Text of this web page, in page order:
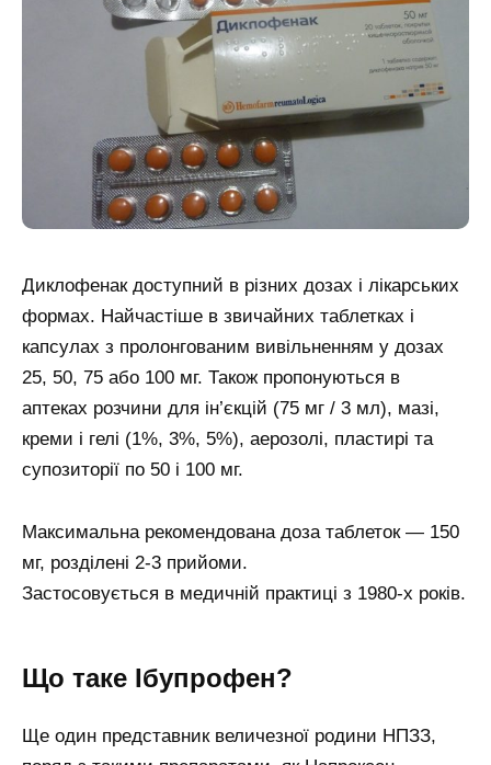
Диклофенак доступний в різних дозах і лікарських
формах. Найчастіше в звичайних таблетках і
капсулах з пролонгованим вивільненням у дозах
25, 50, 75 або 100 мг. Також пропонуються в
аптеках розчини для ін’єкцій (75 мг / 3 мл), мазі,
креми і гелі (1%, 3%, 5%), аерозолі, пластирі та
супозиторії по 50 і 100 мг.
Максимальна рекомендована доза таблеток — 150
мг, розділені 2-3 прийоми.
Застосовується в медичній практиці з 1980-х років.
Що таке Ібупрофен?
Ще один представник величезної родини НПЗЗ,